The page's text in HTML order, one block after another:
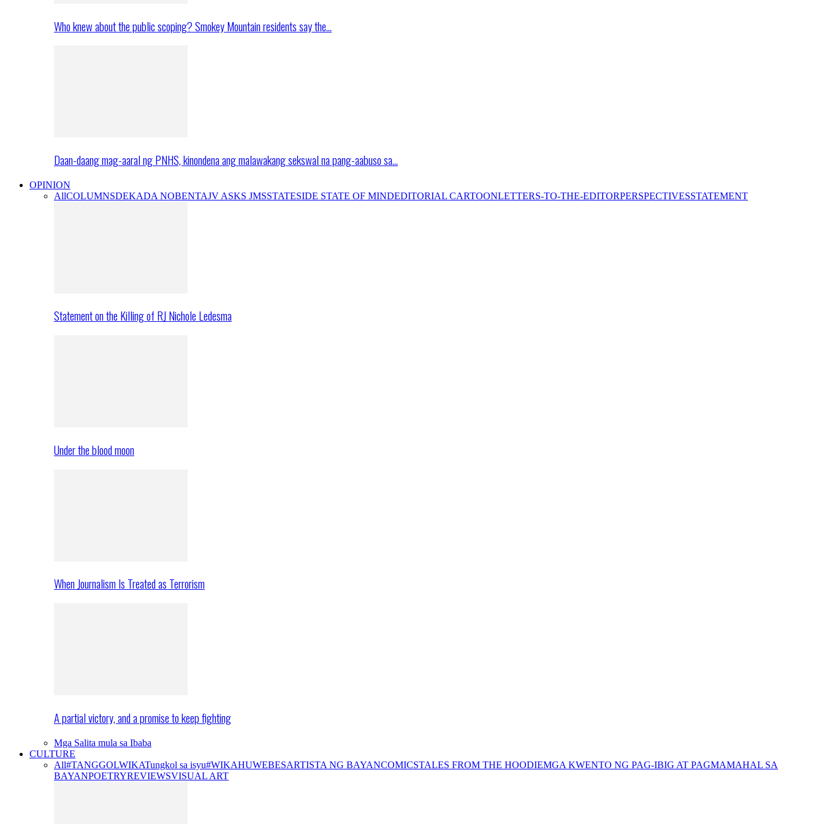
Who knew about the public scoping? Smokey Mountain residents say the…
Daan-daang mag-aaral ng PNHS, kinondena ang malawakang sekswal na pang-aabuso sa…
OPINION
AllCOLUMNSDEKADA NOBENTAJV ASKS JMSSTATESIDE STATE OF MINDEDITORIAL CARTOONLETTERS-TO-THE-EDITORPERSPECTIVESSTATEMENT
Statement on the Killing of RJ Nichole Ledesma
Under the blood moon
When Journalism Is Treated as Terrorism
A partial victory, and a promise to keep fighting
Mga Salita mula sa Ibaba
CULTURE
All#TANGGOLWIKATungkol sa isyu#WIKAHUWEBESARTISTA NG BAYANCOMICSTALES FROM THE HOODIEMGA KWENTO NG PAG-IBIG AT PAGMAMAHAL SA
BAYANPOETRYREVIEWSVISUAL ART